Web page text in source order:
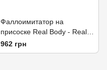
Фаллоимитатор на
присоске Real Body - Real
Jayson Black, TPE, диаметр
4см
962 грн